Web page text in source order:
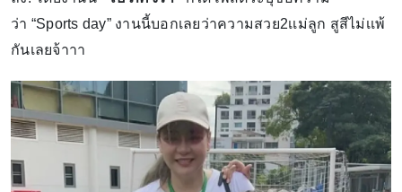
ว่า “Sports day” งานนี้บอกเลยว่าความสวย2เเม่ลูก สูสีไม่เเพ้
กันเลยจ้าาา